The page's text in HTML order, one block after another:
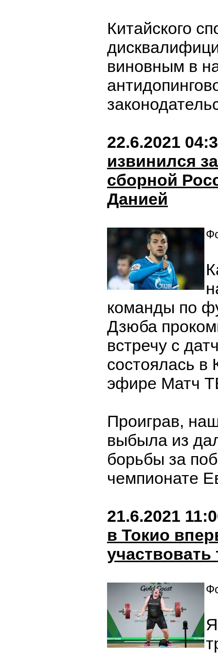
Китайского
виновным в
22.6.2021
извинился
сборной
Данией
команды по
Дзюба
встречу с
состоялась в
эфире Матч
Проиграв,
выбыла из
борьбы за
чемпионате
21.6.2021
в Токио
участвовать